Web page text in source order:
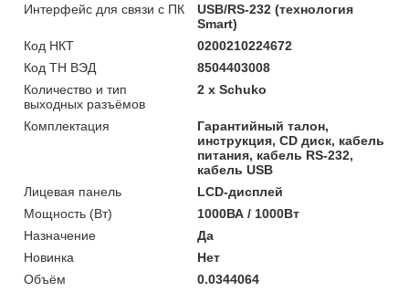
Интерфейс для связи с ПК
USB/RS-232 (технология
Smart)
Код НКТ
0200210224672
Код ТН ВЭД
8504403008
Количество и тип
выходных разъёмов
2 х Schuko
Комплектация
Гарантийный талон,
инструкция, CD диск, кабель
питания, кабель RS-232,
кабель USB
Лицевая панель
LCD-дисплей
Мощность (Bт)
1000ВА / 1000Вт
Назначение
Да
Новинка
Нет
Объём
0.0344064